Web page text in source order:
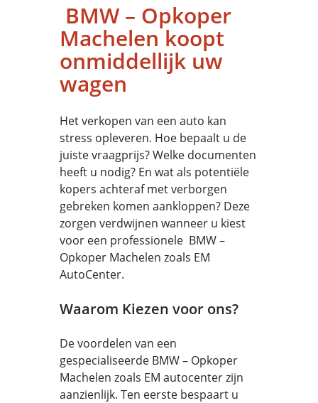
BMW – Opkoper
Machelen koopt
onmiddellijk uw
wagen
Het verkopen van een auto kan
stress opleveren. Hoe bepaalt u de
juiste vraagprijs? Welke documenten
heeft u nodig? En wat als potentiële
kopers achteraf met verborgen
gebreken komen aankloppen? Deze
zorgen verdwijnen wanneer u kiest
voor een professionele BMW –
Opkoper Machelen zoals EM
AutoCenter.
Waarom Kiezen voor ons?
De voordelen van een
gespecialiseerde BMW – Opkoper
Machelen zoals EM autocenter zijn
aanzienlijk. Ten eerste bespaart u